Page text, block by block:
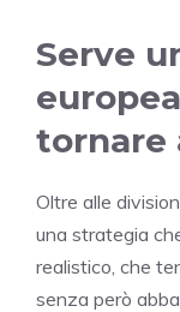
Serve
tornare
Oltre alle
una strategia
realistico, che
senza però